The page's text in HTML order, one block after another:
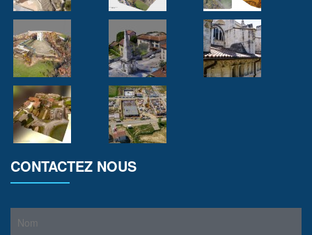
CONTACTEZ NOUS